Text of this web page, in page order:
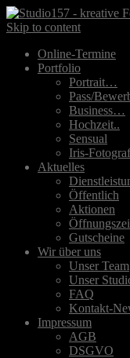
Skip to content
Online-Termine
Portfolio
Portrait…
Pass/
Business…
Hochzeit..
Sensual
Iris-
Aktuelles
Öffentlich
Aktionen
Gutscheine
Wir über uns
Unser Team
Unser
FAQ
Kontakt-
Impressum
AGB
DSGVO